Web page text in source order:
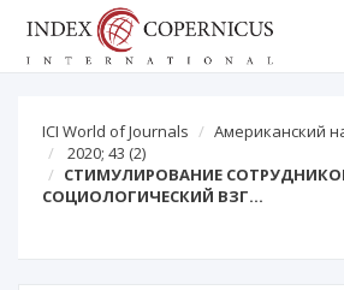
ICI World of Journals
Американский
2020; 43 (2)
СТИМУЛИРОВАНИЕ
СОЦИОЛОГИЧЕСКИЙ ВЗГ…